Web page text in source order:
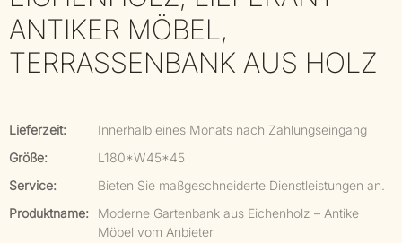
ANTIKER MÖBEL,
TERRASSENBANK AUS HOLZ
Lieferzeit:
Innerhalb eines Monats nach Zahlungseingang
Größe:
L180*W45*45
Service:
Bieten Sie maßgeschneiderte Dienstleistungen an.
Produktname:
Moderne Gartenbank aus Eichenholz – Antike
Möbel vom Anbieter